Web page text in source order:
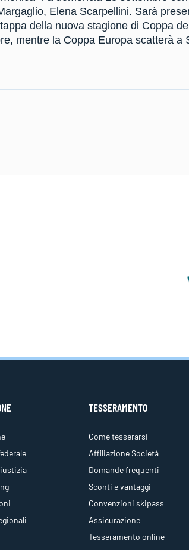
Elena Scarpellini. Sarà
della nuova stagione di Coppa
mentre la Coppa Europa scatterà a
TESSERAMENTO
Come tesserarsi
Affiliazione Società
Domande frequenti
Sconti e vantaggi
Convenzioni skipass
Assicurazione
Tesseramento online